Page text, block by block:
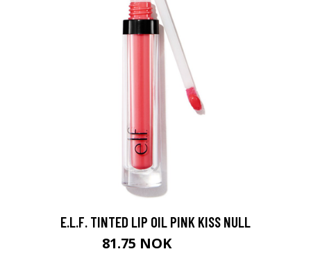
E.L.F. TINTED LIP OIL PINK KISS NULL
81.75 NOK